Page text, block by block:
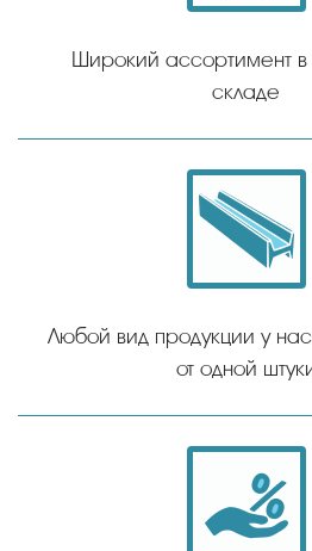
Широкий ассортимент в
складе
Любой вид продукции у
от одной